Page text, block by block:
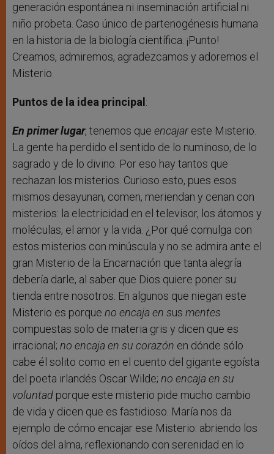
generación espontánea ni inseminación artificial ni
niño probeta. Caso único de partenogénesis humana
en la historia de la biología científica. ¡Punto!
Creamos, admiremos, agradezcamos y adoremos el
Misterio.
Puntos de la idea principal :
En primer lugar, tenemos que encajareste Misterio.
La gente ha perdido el sentido de lo numinoso, de lo
sagrado y de lo divino. Por eso hay tantos que
rechazan los misterios. Curioso esto, pues esos
mismos desayunan, comen, meriendan y cenan con
misterios: la electricidad en el televisor, los átomos y
moléculas, el amor y la vida. ¿Por qué comulga con
estos misterios con minúscula y no se admira ante el
gran Misterio de la Encarnación que tanta alegría
debería darle, al saber que Dios quiere poner su
tienda entre nosotros. En algunos que niegan este
Misterio es porque no encaja en sus mentes
compuestas solo de materia gris y dicen que es
irracional; no encaja en su corazón en dónde sólo
cabe él solito como en el cuento del gigante egoísta
del poeta irlandés Oscar Wilde; no encaja en su
voluntad porque este misterio pide mucho cambio
de vida y dicen que es fastidioso. María nos da
ejemplo de cómo encajar ese Misterio: abriendo los
oídos del alma, reflexionando con serenidad en lo